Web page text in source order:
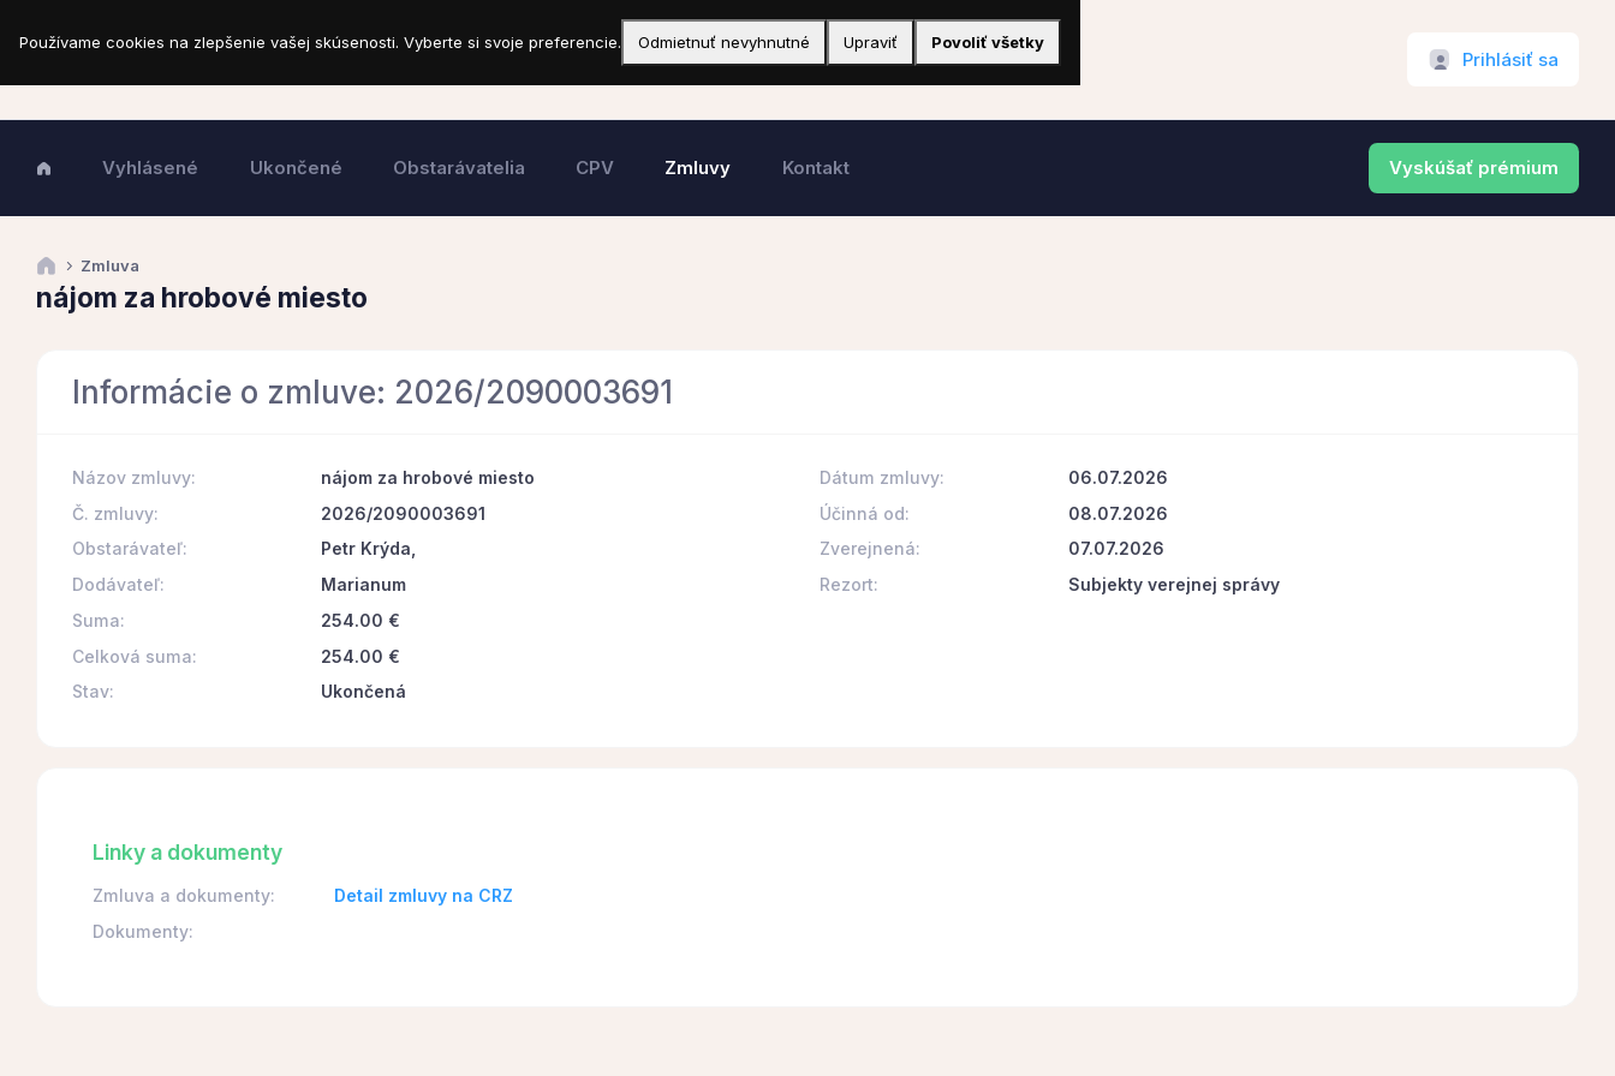
Prihlásiť sa
Vyhlásené Ukončené Obstarávatelia CPV Zmluvy Kontakt Vyskúšať prémium
Zmluva
nájom za hrobové miesto
Informácie o zmluve: 2026/2090003691
Názov zmluvy:
nájom za hrobové miesto
Č. zmluvy:
2026/2090003691
Obstarávateľ:
Petr Krýda,
Dodávateľ:
Marianum
Suma:
254.00 €
Celková suma:
254.00 €
Stav:
Ukončená
Dátum zmluvy:
06.07.2026
Účinná od:
08.07.2026
Zverejnená:
07.07.2026
Rezort:
Subjekty verejnej správy
Linky a dokumenty
Zmluva a dokumenty:
Detail zmluvy na CRZ
Dokumenty:
Používame cookies na zlepšenie vašej skúsenosti. Vyberte si svoje preferencie. Odmietnuť nevyhnutné Upraviť Povoliť všetky